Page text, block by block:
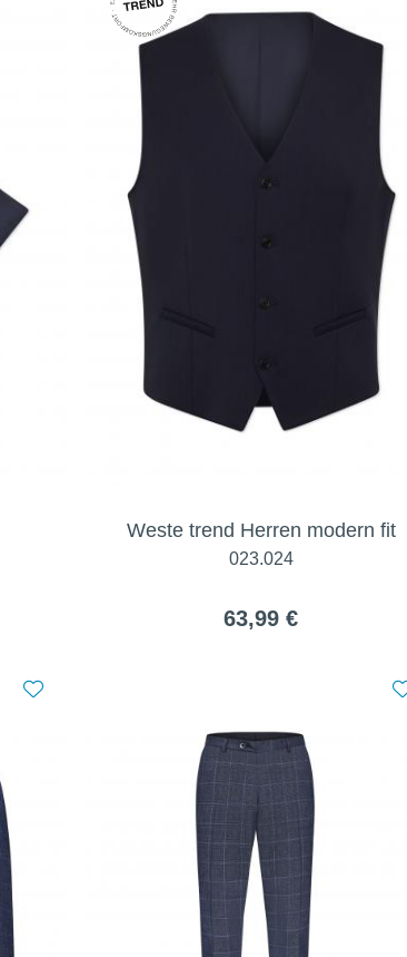
Weste trend Herren modern fit
023.024
63,99 €